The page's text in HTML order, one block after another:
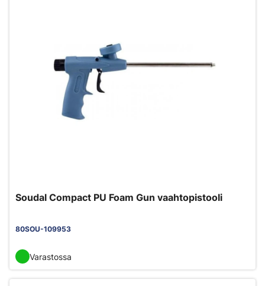
Soudal Compact PU Foam Gun vaahtopistooli
80SOU-109953
Varastossa